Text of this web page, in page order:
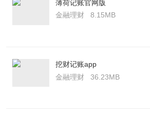
薄荷记账官网版
金融理财
8.15MB
挖财记账app
金融理财
36.23MB